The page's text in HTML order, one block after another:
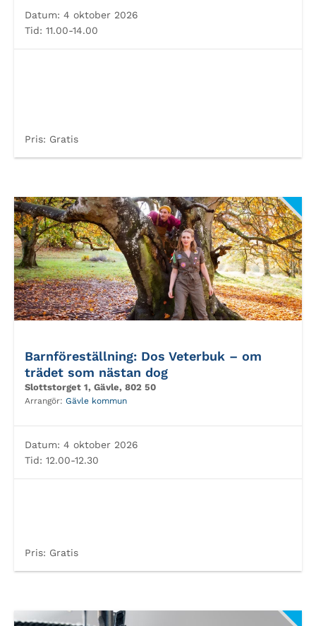
Datum: 4 oktober 2026
Tid: 11.00-14.00
Pris: Gratis
Barnföreställning: Dos Veterbuk – om
trädet som nästan dog
Slottstorget 1, Gävle, 802 50
Arrangör: Gävle kommun
Datum: 4 oktober 2026
Tid: 12.00-12.30
Pris: Gratis